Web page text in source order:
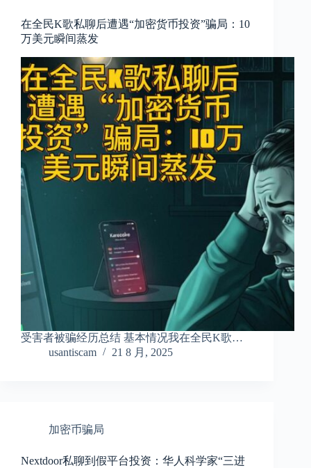
在全民K歌私聊后遭遇“加密货币投资”骗局：10
万美元瞬间蒸发
受害者被骗经历总结 基本情况我在全民K歌…
usantiscam
21 8 月, 2025
加密币骗局
Nextdoor私聊到假平台投资：华人科学家“三进